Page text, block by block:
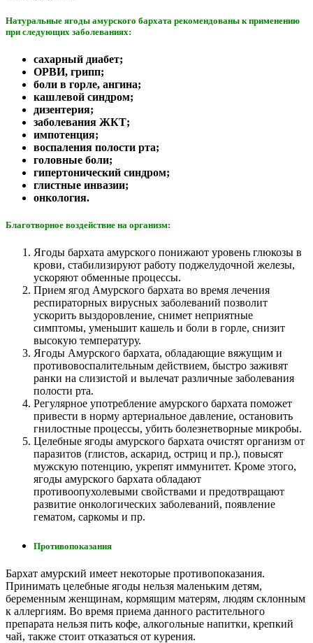
Натуральные ягоды амурского бархата рекомендованы к применению
при следующих заболеваниях:
сахарный диабет;
ОРВИ, грипп;
боли в горле, ангина;
кашлевой синдром;
дизентерия;
заболевания ЖКТ;
импотенция;
воспаления полости рта;
головные боли;
гипертонический синдром;
глистные инвазии;
онкология.
Благотворное воздействие на организм:
Ягоды бархата амурского понижают уровень глюкозы в
крови, стабилизируют работу поджелудочной железы,
ускоряют обменные процессы.
Прием ягод Амурского бархата во время лечения
респираторных вирусных заболеваний позволит
ускорить выздоровление, снимет неприятные
симптомы, уменьшит кашель и боли в горле, снизит
высокую температуру.
Ягоды Амурского бархата, обладающие вяжущим и
противовоспалительным действием, быстро заживят
ранки на слизистой и вылечат различные заболевания
полости рта.
Регулярное употребление амурского бархата поможет
привести в норму артериальное давление, остановить
гнилостные процессы, убить болезнетворные микробы.
Целебные ягоды амурского бархата очистят организм от
паразитов (глистов, аскарид, остриц и пр.), повысят
мужскую потенцию, укрепят иммунитет. Кроме этого,
ягоды амурского бархата обладают
противоопухолевыми свойствами и предотвращают
развитие онкологических заболеваний, появление
гематом, саркомы и пр.
Противопоказания
Бархат амурский имеет некоторые противопоказания.
Принимать целебные ягоды нельзя маленьким детям,
беременным женщинам, кормящим матерям, людям склонным
к аллергиям. Во время приема данного растительного
препарата нельзя пить кофе, алкогольные напитки, крепкий
чай, также стоит отказаться от курения.